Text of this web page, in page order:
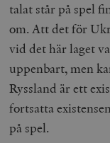
talat står på spel
om. Att det för
vid det här laget
uppenbart, men
Ryssland är ett
fortsatta
på spel.